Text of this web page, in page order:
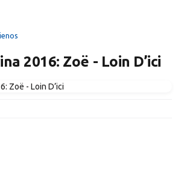
2016: Zoë - Loin D’ici